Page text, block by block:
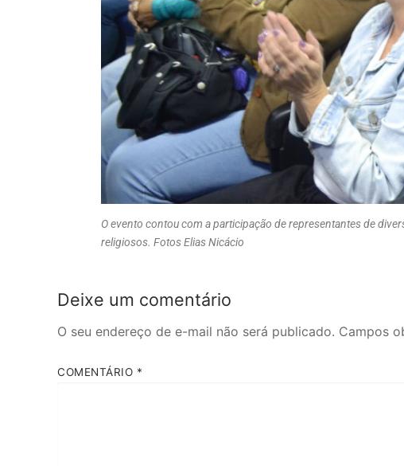
O evento contou com a participação de representantes de
religiosos. Fotos Elias Nicácio
Deixe um comentário
O seu endereço de e-mail não será publicado. Campos
COMENTÁRIO *